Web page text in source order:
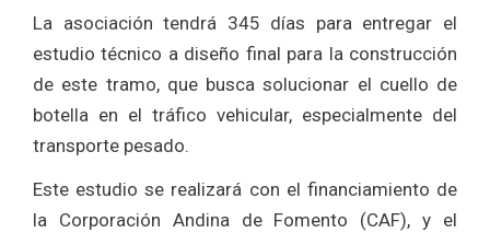
La asociación tendrá 345 días para entregar el
estudio técnico a diseño final para la construcción
de este tramo, que busca solucionar el cuello de
botella en el tráfico vehicular, especialmente del
transporte pesado.
Este estudio se realizará con el financiamiento de
la Corporación Andina de Fomento (CAF), y el